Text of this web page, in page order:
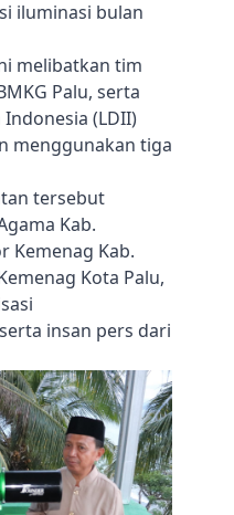
iluminasi bulan
melibatkan tim
Palu, serta
(LDII)
menggunakan tiga
tersebut
Kab.
Kemenag Kab.
Kota Palu,
insan pers dari